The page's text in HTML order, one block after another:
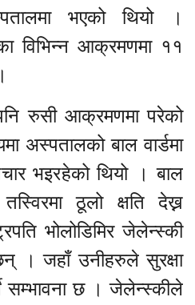
भएको थियो ।
विभिन्न आक्रमणमा ११
रुसी आक्रमणमा परेको
बाल वार्डमा
भइरहेको थियो । बाल
ठूलो क्षति देख्न
भोलोडिमिर जेलेन्स्की
। जहाँ उनीहरुले सुरक्षा
सम्भावना छ । जेलेन्स्कीले